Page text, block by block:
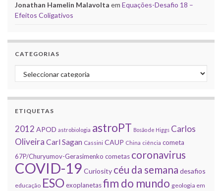
Jonathan Hamelin Malavolta em Equações-Desafio 18 –
Efeitos Coligativos
CATEGORIAS
Categorias
ETIQUETAS
2012 APOD astrobiologia astroPT Bosão de Higgs Carlos
Oliveira Carl Sagan Cassini CAUP China ciência cometa
67P/Churyumov-Gerasimenko cometas coronavirus
COVID-19 Curiosity céu da semana desafios
educação ESOexoplanetasfim do mundo geologia em